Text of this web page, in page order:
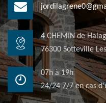
4 CHEMIN de
76300 Sotteville
07h à 19h
24/24 7/7 en cas